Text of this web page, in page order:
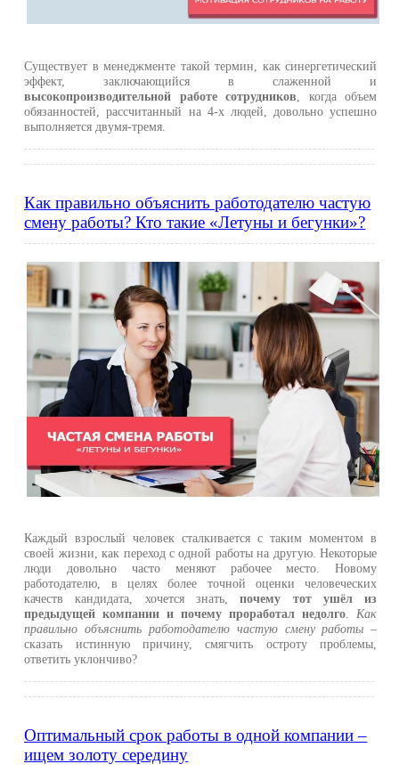
Существует в менеджменте такой термин, как синергетический
эффект, заключающийся в слаженной и
высокопроизводительной работе сотрудников , когда объем
обязанностей, рассчитанный на 4-х людей, довольно успешно
выполняется двумя-тремя.
Как правильно объяснить работодателю частую
смену работы? Кто такие «Летуны и бегунки»?
Каждый взрослый человек сталкивается с таким моментом в
своей жизни, как переход с одной работы на другую. Некоторые
люди довольно часто меняют рабочее место. Новому
работодателю, в целях более точной оценки человеческих
качеств кандидата, хочется знать,почему тот ушёл из
предыдущей компании и почему проработал недолго.Как
правильно объяснить работодателю частую смену работы –
сказать истинную причину, смягчить остроту проблемы,
ответить уклончиво?
Оптимальный срок работы в одной компании –
ищем золоту середину